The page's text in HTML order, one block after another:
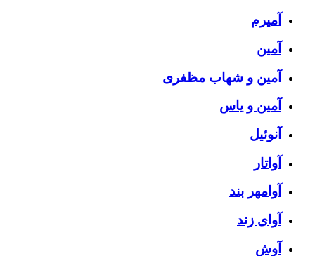
آمیرم
آمین
آمین و شهاب مظفری
آمین و یاس
آنوئیل
آواتار
آوامهر بند
آوای زند
آوش